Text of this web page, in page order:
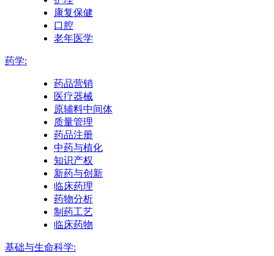
康复保健
口腔
老年医学
药学:
药品营销
医疗器械
原辅料中间体
质量管理
药品注册
中药与植化
知识产权
新药与创新
临床药理
药物分析
制药工艺
临床药物
基础与生命科学: